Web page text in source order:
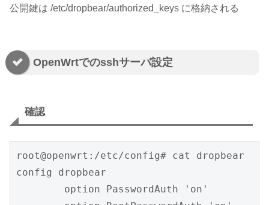
公開鍵は /etc/dropbear/authorized_keys に格納される
OpenWrtでのsshサーバ設定
確認
root@openwrt:/etc/config# cat dropbear
config dropbear
        option PasswordAuth 'on'